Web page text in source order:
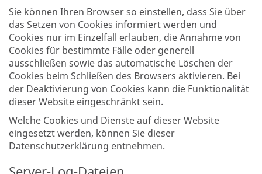
Sie können Ihren Browser so einstellen, dass Sie über
das Setzen von Cookies informiert werden und
Cookies nur im Einzelfall erlauben, die Annahme von
Cookies für bestimmte Fälle oder generell
ausschließen sowie das automatische Löschen der
Cookies beim Schließen des Browsers aktivieren. Bei
der Deaktivierung von Cookies kann die Funktionalität
dieser Website eingeschränkt sein.
Welche Cookies und Dienste auf dieser Website
eingesetzt werden, können Sie dieser
Datenschutzerklärung entnehmen.